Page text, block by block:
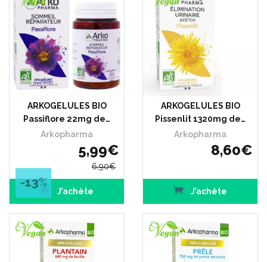
ARKOGELULES BIO
Passiflore 22mg de…
Arkopharma
5,99€
6,90€
-13%
J’achète
ARKOGELULES BIO
Pissenlit 1320mg de…
Arkopharma
8,60€
J’achète